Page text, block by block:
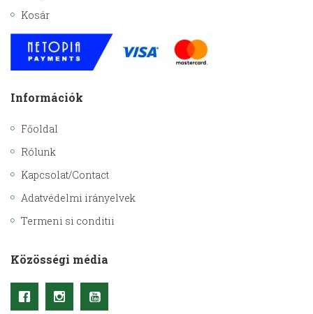
Kosár
Információk
Főoldal
Rólunk
Kapcsolat/Contact
Adatvédelmi irányelvek
Termeni si conditii
Közösségi média